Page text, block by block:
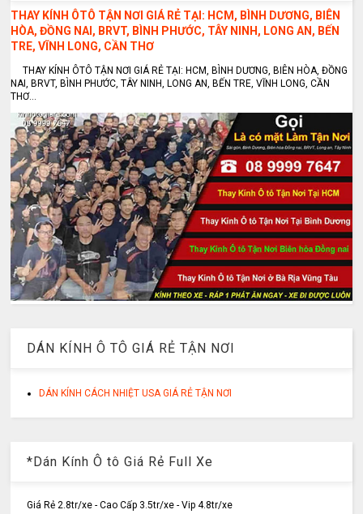
THAY KÍNH ÔTÔ TẬN NƠI GIÁ RẺ TẠI: HCM, BÌNH DƯƠNG, BIÊN
HÒA, ĐỒNG NAI, BRVT, BÌNH PHƯỚC, TÂY NINH, LONG AN, BẾN
TRE, VĨNH LONG, CẦN THƠ
THAY KÍNH ÔTÔ TẬN NƠI GIÁ RẺ TẠI: HCM, BÌNH DƯƠNG, BIÊN HÒA, ĐỒNG
NAI, BRVT, BÌNH PHƯỚC, TÂY NINH, LONG AN, BẾN TRE, VĨNH LONG, CẦN
THƠ...
DÁN KÍNH Ô TÔ GIÁ RẺ TẬN NƠI
DÁN KÍNH CÁCH NHIỆT USA GIÁ RẺ TẬN NƠI
*Dán Kính Ô tô Giá Rẻ Full Xe
Giá Rẻ 2.8tr/xe - Cao Cấp 3.5tr/xe - Vip 4.8tr/xe